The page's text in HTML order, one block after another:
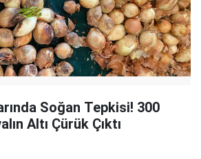
Soğan Tepkisi! 300
Altı Çürük Çıktı